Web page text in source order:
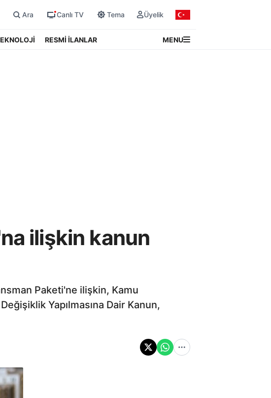
Ara Canlı TV Tema Üyelik
RESMİ İLANLAR MENU
ilişkin kanun
Paketi'ne ilişkin, Kamu
Yapılmasına Dair Kanun,